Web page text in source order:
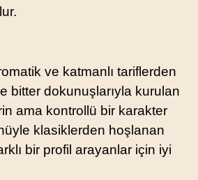
ve katmanlı tariflerden
bitter dokunuşlarıyla kurulan
ama kontrollü bir karakter
klasiklerden hoşlanan
bir profil arayanlar için iyi